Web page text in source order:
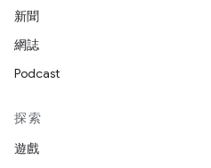
新聞
網誌
Podcast
探索
遊戲